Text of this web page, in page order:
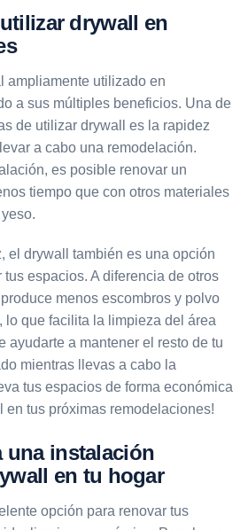
drywall en
ampliamente utilizado en
a sus múltiples beneficios. Una de
de utilizar drywall es la rapidez
a cabo una remodelación.
es posible renovar un
tiempo que con otros materiales
el drywall también es una opción
tus espacios. A diferencia de otros
menos escombros y polvo
lo que facilita la limpieza del área
ayudarte a mantener el resto de tu
mientras llevas a cabo la
tus espacios de forma económica
en tus próximas remodelaciones!
una instalación
en tu hogar
opción para renovar tus